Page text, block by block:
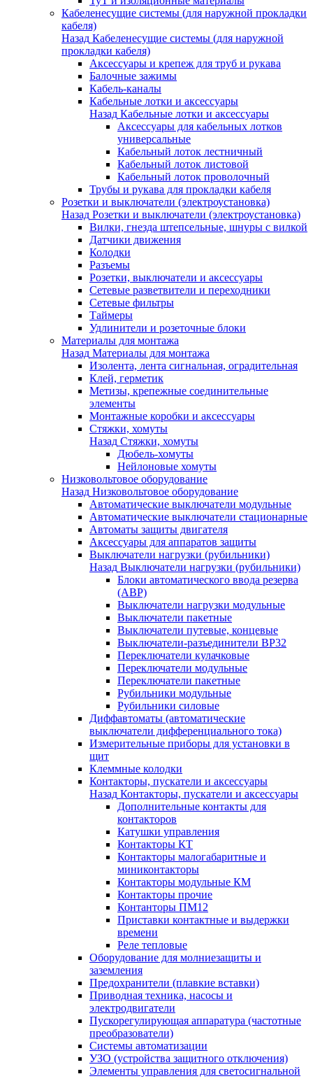
Кабеленесущие системы (для наружной прокладки
кабеля)
Назад Кабеленесущие системы (для наружной
прокладки кабеля)
Аксессуары и крепеж для труб и рукава
Балочные зажимы
Кабель-каналы
Кабельные лотки и аксессуары
Назад Кабельные лотки и аксессуары
Аксессуары для кабельных лотков
универсальные
Кабельный лоток лестничный
Кабельный лоток листовой
Кабельный лоток проволочный
Трубы и рукава для прокладки кабеля
Розетки и выключатели (электроустановка)
Назад Розетки и выключатели (электроустановка)
Вилки, гнезда штепсельные, шнуры с вилкой
Датчики движения
Колодки
Разъемы
Розетки, выключатели и аксессуары
Сетевые разветвители и переходники
Сетевые фильтры
Таймеры
Удлинители и розеточные блоки
Материалы для монтажа
Назад Материалы для монтажа
Изолента, лента сигнальная, оградительная
Клей, герметик
Метизы, крепежные соединительные
элементы
Монтажные коробки и аксессуары
Стяжки, хомуты
Назад Стяжки, хомуты
Дюбель-хомуты
Нейлоновые хомуты
Низковольтовое оборудование
Назад Низковольтовое оборудование
Автоматические выключатели модульные
Автоматические выключатели стационарные
Автоматы защиты двигателя
Аксессуары для аппаратов защиты
Выключатели нагрузки (рубильники)
Назад Выключатели нагрузки (рубильники)
Блоки автоматического ввода резерва
(АВР)
Выключатели нагрузки модульные
Выключатели пакетные
Выключатели путевые, концевые
Выключатели-разъединители ВР32
Переключатели кулачковые
Переключатели модульные
Переключатели пакетные
Рубильники модульные
Рубильники силовые
Диффавтоматы (автоматические
выключатели дифференциального тока)
Измерительные приборы для установки в
щит
Клеммные колодки
Контакторы, пускатели и аксессуары
Назад Контакторы, пускатели и аксессуары
Дополнительные контакты для
контакторов
Катушки управления
Контакторы КТ
Контакторы малогабаритные и
миниконтакторы
Контакторы модульные КМ
Контакторы прочие
Контанторы ПМ12
Приставки контактные и выдержки
времени
Реле тепловые
Оборудование для молниезащиты и
заземления
Предохранители (плавкие вставки)
Приводная техника, насосы и
электродвигатели
Пускорегулирующая аппаратура (частотные
преобразователи)
Системы автоматизации
УЗО (устройства защитного отключения)
Элементы управления для светосигнальной